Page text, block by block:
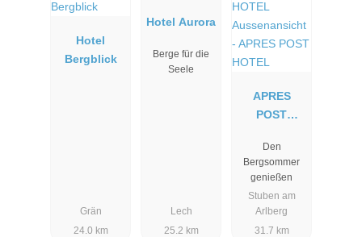
Hotel
Bergblick
Grän
24.0 km
Hotel Aurora
Berge für die
Seele
Lech
25.2 km
APRES
POST
Den
Bergsommer
genießen
Stuben am
Arlberg
31.7 km